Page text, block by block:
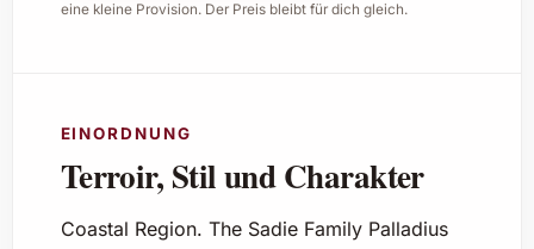
eine kleine Provision. Der Preis bleibt für dich gleich.
EINORDNUNG
Terroir, Stil und Charakter
Coastal Region. The Sadie Family Palladius